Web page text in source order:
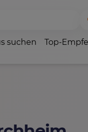
suchen Top-